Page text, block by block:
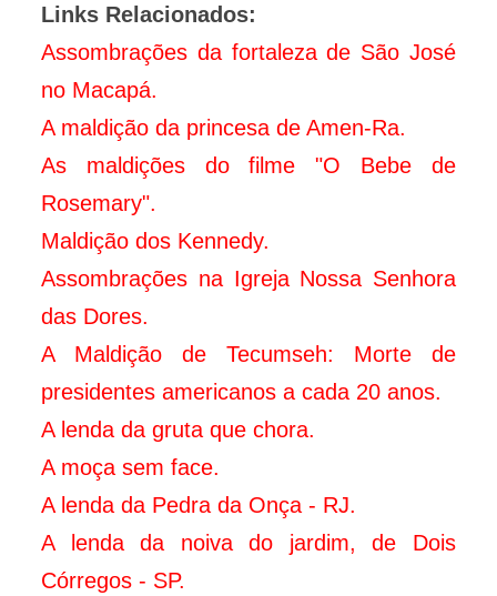
Links Relacionados:
Assombrações da fortaleza de São José
no Macapá.
A maldição da princesa de Amen-Ra.
As maldições do filme "O Bebe de
Rosemary".
Maldição dos Kennedy.
Assombrações na Igreja Nossa Senhora
das Dores.
A Maldição de Tecumseh: Morte de
presidentes americanos a cada 20 anos.
A lenda da gruta que chora.
A moça sem face.
A lenda da Pedra da Onça - RJ.
A lenda da noiva do jardim, de Dois
Córregos - SP.